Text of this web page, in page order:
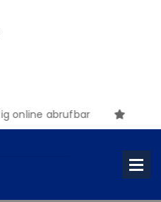
online abrufbar